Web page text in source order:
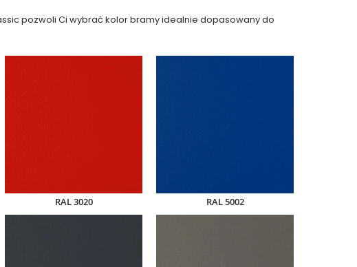
pozwoli Ci wybrać kolor bramy idealnie dopasowany do
RAL 3020 RAL 5002